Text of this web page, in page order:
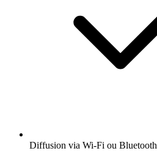
Diffusion via Wi-Fi ou Bluetooth